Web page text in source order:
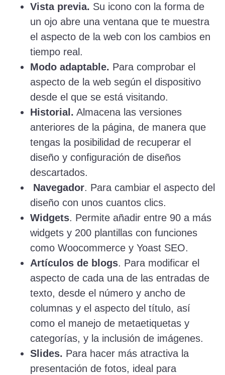
Vista previa. Su icono con la forma de
un ojo abre una ventana que te muestra
el aspecto de la web con los cambios en
tiempo real.
Modo adaptable. Para comprobar el
aspecto de la web según el dispositivo
desde el que se está visitando.
Historial. Almacena las versiones
anteriores de la página, de manera que
tengas la posibilidad de recuperar el
diseño y configuración de diseños
descartados.
Navegador. Para cambiar el aspecto del
diseño con unos cuantos clics.
Widgets. Permite añadir entre 90 a más
widgets y 200 plantillas con funciones
como Woocommerce y Yoast SEO.
Artículos de blogs. Para modificar el
aspecto de cada una de las entradas de
texto, desde el número y ancho de
columnas y el aspecto del título, así
como el manejo de metaetiquetas y
categorías, y la inclusión de imágenes.
Slides. Para hacer más atractiva la
presentación de fotos, ideal para